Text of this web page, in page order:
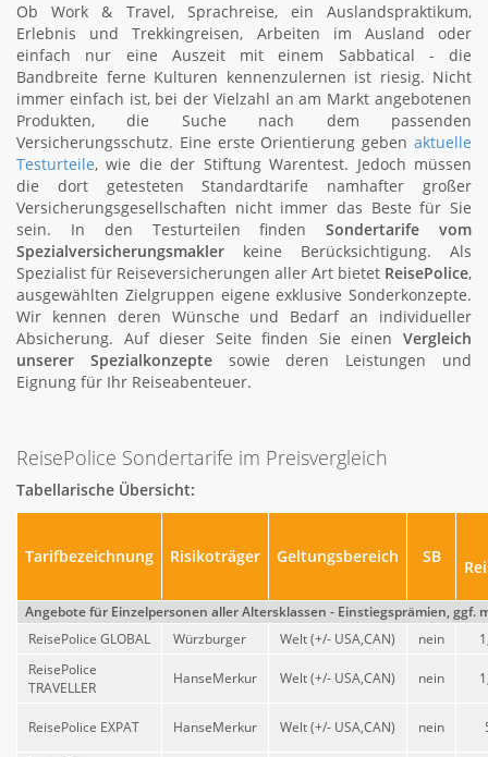
Ob Work & Travel, Sprachreise, ein Auslandspraktikum,
Erlebnis und Trekkingreisen, Arbeiten im Ausland oder
einfach nur eine Auszeit mit einem Sabbatical - die
Bandbreite ferne Kulturen kennenzulernen ist riesig. Nicht
immer einfach ist, bei der Vielzahl an am Markt angebotenen
Produkten, die Suche nach dem passenden
Versicherungsschutz. Eine erste Orientierung geben aktuelle
Testurteile, wie die der Stiftung Warentest. Jedoch müssen
die dort getesteten Standardtarife namhafter großer
Versicherungsgesellschaften nicht immer das Beste für Sie
sein. In den Testurteilen findenSondertarife vom
Spezialversicherungsmakler keine Berücksichtigung. Als
Spezialist für Reiseversicherungen aller Art bietet ReisePolice,
ausgewählten Zielgruppen eigene exklusive Sonderkonzepte.
Wir kennen deren Wünsche und Bedarf an individueller
Absicherung. Auf dieser Seite finden Sie einen Vergleich
unserer Spezialkonzeptesowie deren Leistungen und
Eignung für Ihr Reiseabenteuer.
ReisePolice Sondertarife im Preisvergleich
Tabellarische Übersicht:
Tarifbezeichnung Risikoträger Geltungsbereich SB
Angebote für Einzelpersonen aller Altersklassen - Einstiegsprämien,
ReisePolice GLOBAL
Würzburger Welt (+/- USA,CAN) nein
ReisePolice
TRAVELLER
HanseMerkur Welt (+/- USA,CAN) nein
ReisePolice EXPAT HanseMerkur Welt (+/- USA,CAN) nein